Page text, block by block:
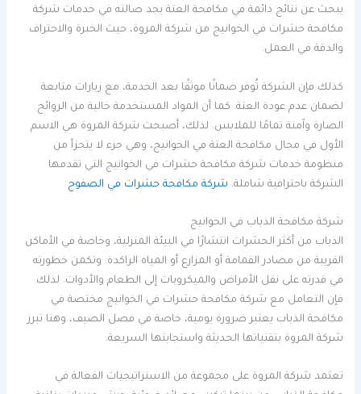
يبحث عن نتائج دائمة في مكافحة العتة يجد ضالته في خدمات شركة
مكافحة حشرات في الخوانيج من شركة المروة، حيث الخبرة والاحتراف
والدقة في العمل.
كذلك فإن الشركة تُوفر ضمانًا موثقًا بعد الخدمة، مع زيارات متابعة
لضمان عدم عودة العتة. كما أن المواد المستخدمة خالية من الروائح
الضارة وآمنة تمامًا للملابس. لذلك، أصبحت شركة المروة هي الاسم
الأول في مجال مكافحة العتة في الخوانيج، وهي جزء لا يتجزأ من
منظومة خدمات شركة مكافحة حشرات في الخوانيج التي تقدمها
الشركة باحترافية شاملة. شركة مكافحة حشرات في الصفوح
شركة مكافحة الذباب في الخوانيج
الذباب من أكثر الحشرات انتشارًا في البيئة المنزلية، وخاصة في الأماكن
القريبة من مصادر القمامة أو المزارع أو المياه الراكدة. وتكمن خطورته
في قدرته على نقل الأمراض والميكروبات إلى الطعام والأدوات. لذلك
فإن التعامل مع شركة مكافحة حشرات في الخوانيج مختصة في
مكافحة الذباب يعتبر ضرورة يومية، خاصة في فصل الصيف، وهنا تبرز
شركة المروة بتقنياتها الحديثة واستجابتها السريعة.
تعتمد شركة المروة على مجموعة من الاستراتيجيات الفعالة في